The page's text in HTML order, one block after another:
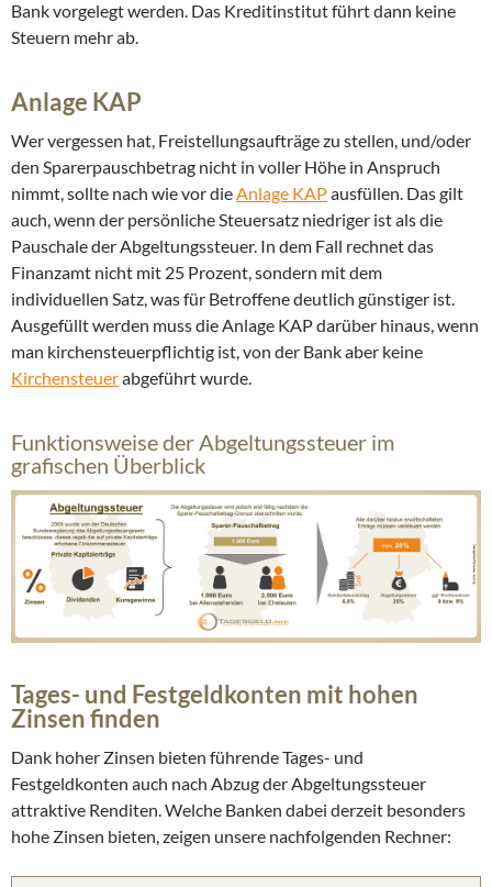
Bank vorgelegt werden. Das Kreditinstitut führt dann keine
Steuern mehr ab.
Anlage KAP
Wer vergessen hat, Freistellungsaufträge zu stellen, und/oder
den Sparerpauschbetrag nicht in voller Höhe in Anspruch
nimmt, sollte nach wie vor dieAnlage KAPausfüllen. Das gilt
auch, wenn der persönliche Steuersatz niedriger ist als die
Pauschale der Abgeltungssteuer. In dem Fall rechnet das
Finanzamt nicht mit 25 Prozent, sondern mit dem
individuellen Satz, was für Betroffene deutlich günstiger ist.
Ausgefüllt werden muss die Anlage KAP darüber hinaus, wenn
man kirchensteuerpflichtig ist, von der Bank aber keine
Kirchensteuerabgeführt wurde.
Funktionsweise der Abgeltungssteuer im
grafischen Überblick
Tages- und Festgeldkonten mit hohen
Zinsen finden
Dank hoher Zinsen bieten führende Tages- und
Festgeldkonten auch nach Abzug der Abgeltungssteuer
attraktive Renditen. Welche Banken dabei derzeit besonders
hohe Zinsen bieten, zeigen unsere nachfolgenden Rechner: